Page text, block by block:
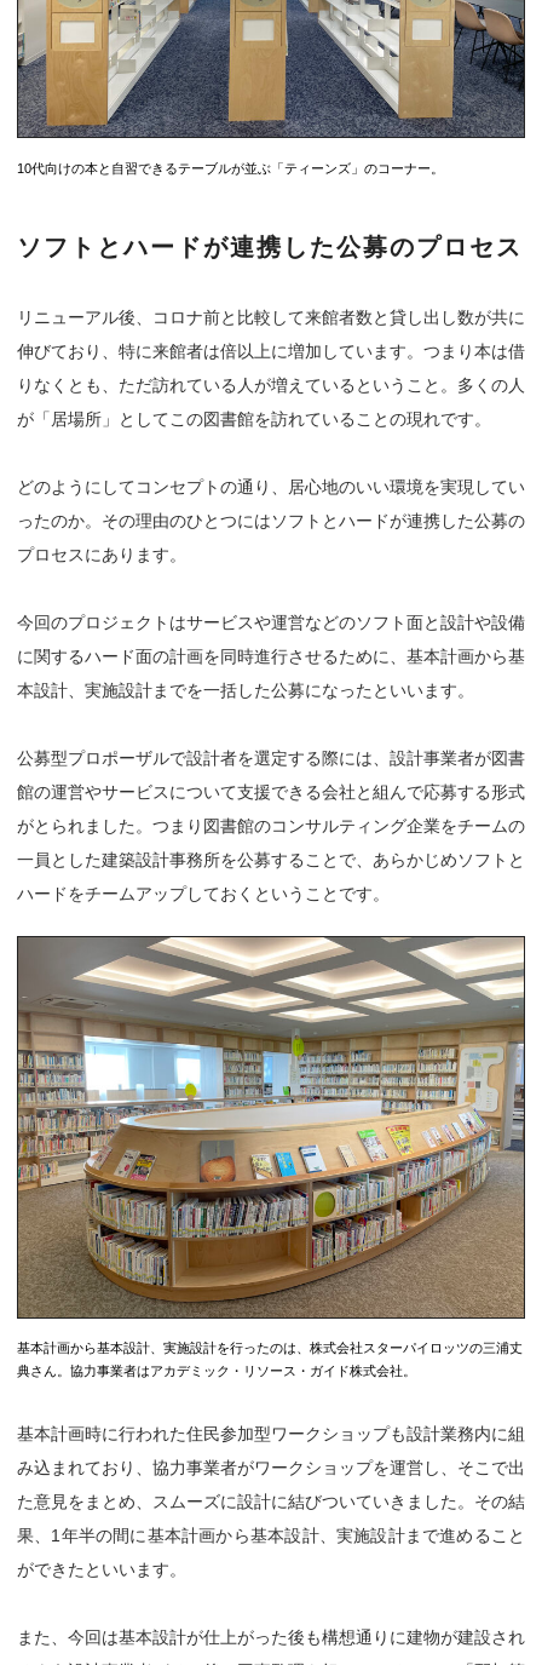
10代向けの本と自習できるテーブルが並ぶ「ティーンズ」のコーナー。
ソフトとハードが連携した公募のプロセス
リニューアル後、コロナ前と比較して来館者数と貸し出し数が共に
伸びており、特に来館者は倍以上に増加しています。つまり本は借
りなくとも、ただ訪れている人が増えているということ。多くの人
が「居場所」としてこの図書館を訪れていることの現れです。
どのようにしてコンセプトの通り、居心地のいい環境を実現してい
ったのか。その理由のひとつにはソフトとハードが連携した公募の
プロセスにあります。
今回のプロジェクトはサービスや運営などのソフト面と設計や設備
に関するハード面の計画を同時進行させるために、基本計画から基
本設計、実施設計までを一括した公募になったといいます。
公募型プロポーザルで設計者を選定する際には、設計事業者が図書
館の運営やサービスについて支援できる会社と組んで応募する形式
がとられました。つまり図書館のコンサルティング企業をチームの
一員とした建築設計事務所を公募することで、あらかじめソフトと
ハードをチームアップしておくということです。
基本計画から基本設計、実施設計を行ったのは、株式会社スターパイロッツの三浦丈
典さん。協力事業者はアカデミック・リソース・ガイド株式会社。
基本計画時に行われた住民参加型ワークショップも設計業務内に組
み込まれており、協力事業者がワークショップを運営し、そこで出
た意見をまとめ、スムーズに設計に結びついていきました。その結
果、1年半の間に基本計画から基本設計、実施設計まで進めること
ができたといいます。
また、今回は基本設計が仕上がった後も構想通りに建物が建設され